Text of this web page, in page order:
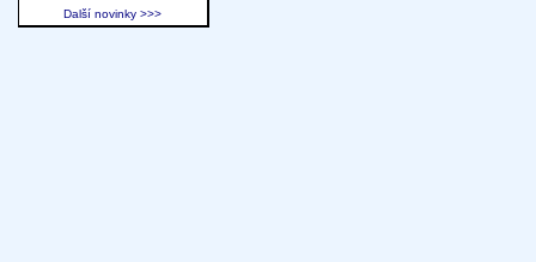
Další novinky >>>